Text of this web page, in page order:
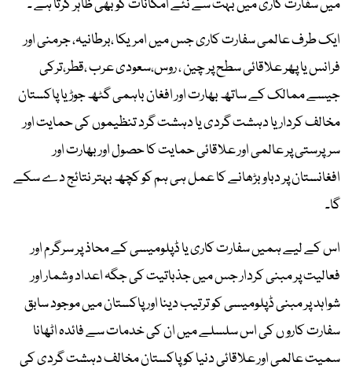
میں سفارت کاری میں بہت سے نئے امکانات کو بھی ظاہر کرتا ہے ۔
ایک طرف عالمی سفارت کاری جس میں امریکا ،برطانیہ، جرمنی اور
فرانس یا پھر علاقائی سطح پر چین ، روس،سعودی عرب ،قطر،ترکی
جیسے ممالک کے ساتھ بھارت اور افغان باہمی گٹھ جوڑ یا پاکستان
مخالف کردار یا دہشت گردی یا دہشت گرد تنظیموں کی حمایت اور
سرپرستی پر عالمی اور علاقائی حمایت کا حصول اور بھارت اور
افغانستان پر دباوبڑھانے کا عمل ہی ہم کو کچھ بہتر نتائج دے سکے
گا۔
اس کے لیے ہمیں سفارت کاری یا ڈپلومیسی کے محاذ پر سرگرم اور
فعالیت پر مبنی کردار جس میں جذباتیت کی جگہ اعداد وشمار اور
شواہد پر مبنی ڈپلومیسی کو ترتیب دینا اور پاکستان میں موجود سابق
سفارت کارو ں کی اس سلسلے میں ان کی خدمات سے فائدہ اٹھانا
سمیت عالمی اور علاقائی دنیا کو پاکستان مخالف دہشت گردی کی